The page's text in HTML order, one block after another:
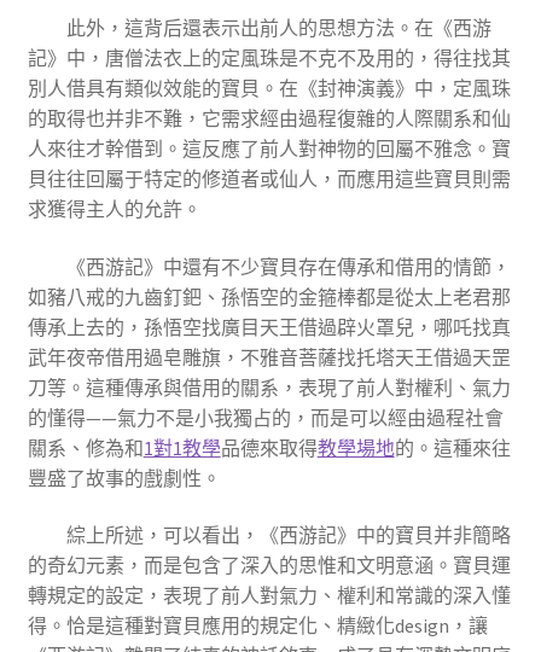
此外，這背后還表示出前人的思想方法。在《西游
記》中，唐僧法衣上的定風珠是不克不及用的，得往找其
別人借具有類似效能的寶貝。在《封神演義》中，定風珠
的取得也并非不難，它需求經由過程復雜的人際關系和仙
人來往才幹借到。這反應了前人對神物的回屬不雅念。寶
貝往往回屬于特定的修道者或仙人，而應用這些寶貝則需
求獲得主人的允許。
《西游記》中還有不少寶貝存在傳承和借用的情節，
如豬八戒的九齒釘鈀、孫悟空的金箍棒都是從太上老君那
傳承上去的，孫悟空找廣目天王借過辟火罩兒，哪吒找真
武年夜帝借用過皂雕旗，不雅音菩薩找托塔天王借過天罡
刀等。這種傳承與借用的關系，表現了前人對權利、氣力
的懂得——氣力不是小我獨占的，而是可以經由過程社會
關系、修為和1對1教學品德來取得教學場地的。這種來往
豐盛了故事的戲劇性。
綜上所述，可以看出，《西游記》中的寶貝并非簡略
的奇幻元素，而是包含了深入的思惟和文明意涵。寶貝運
轉規定的設定，表現了前人對氣力、權利和常識的深入懂
得。恰是這種對寶貝應用的規定化、精緻化design，讓